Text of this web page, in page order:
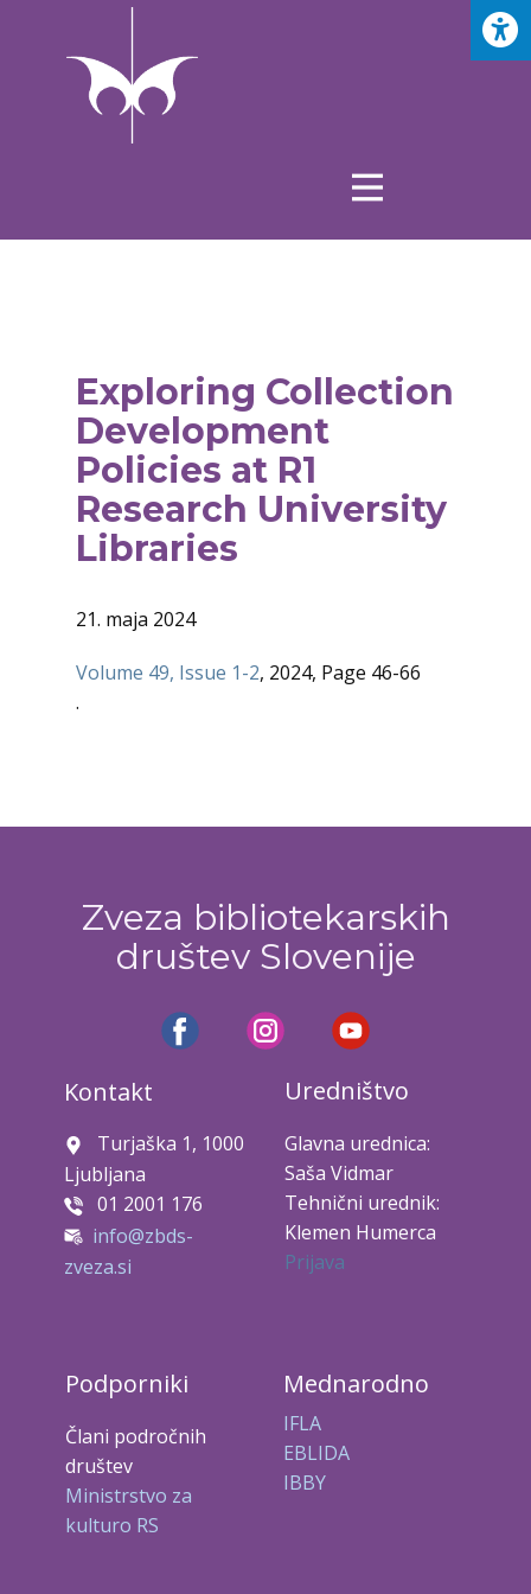
Exploring Collection
Development
Policies at R1
Research University
Libraries
21. maja 2024
Volume 49, Issue 1-2, 2024, Page 46-66
.
Zveza bibliotekarskih
društev Slovenije
Kontakt
Turjaška 1, 1000
Ljubljana
01 2001 176
info@zbds-
zveza.si
Uredništvo
Glavna urednica:
Saša Vidmar
Tehnični urednik:
Klemen Humerca
Prijava
Podporniki
Člani področnih
društev
Ministrstvo za
kulturo RS
Mednarodno
IFLA
EBLIDA
IBBY